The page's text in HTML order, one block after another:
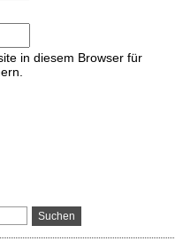
in diesem Browser für